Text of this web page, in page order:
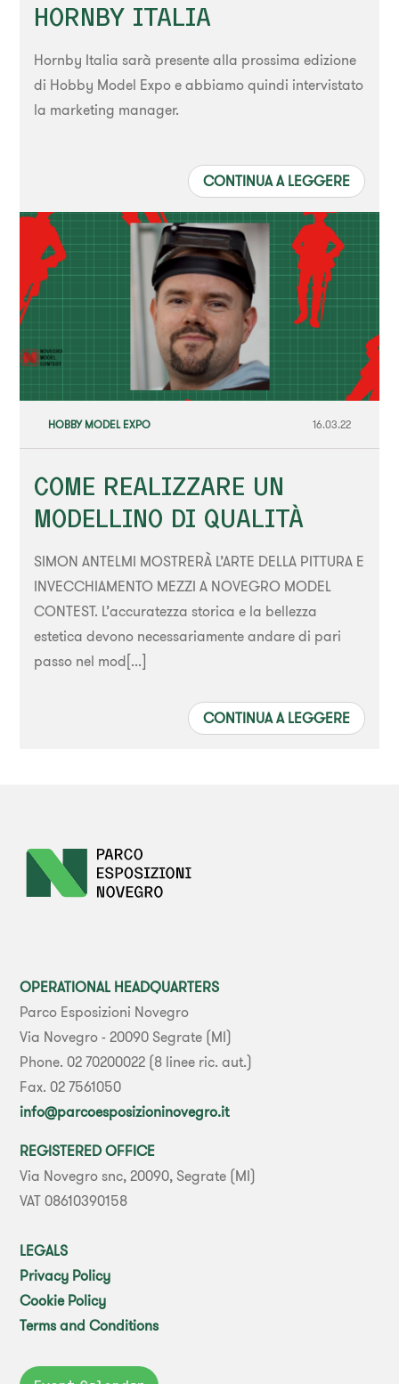
HORNBY ITALIA
Hornby Italia sarà presente alla prossima edizione
di Hobby Model Expo e abbiamo quindi intervistato
la marketing manager.
CONTINUA A LEGGERE
HOBBY MODEL EXPO 16.03.22
COME REALIZZARE UN
MODELLINO DI QUALITÀ
SIMON ANTELMI MOSTRERÀ L’ARTE DELLA PITTURA E
INVECCHIAMENTO MEZZI A NOVEGRO MODEL
CONTEST. L’accuratezza storica e la bellezza
estetica devono necessariamente andare di pari
passo nel mod[...]
CONTINUA A LEGGERE
OPERATIONAL HEADQUARTERS
Parco Esposizioni Novegro
Via Novegro - 20090 Segrate (MI)
Phone. 02 70200022 (8 linee ric. aut.)
Fax. 02 7561050
info@parcoesposizioninovegro.it
REGISTERED OFFICE
Via Novegro snc, 20090, Segrate (MI)
VAT 08610390158
LEGALS
Privacy Policy
Cookie Policy
Terms and Conditions